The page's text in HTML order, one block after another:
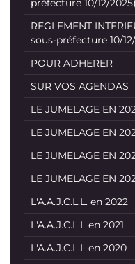
préfecture 10/12/2025)
REGLEMENT
sous-préfecture 10/
POUR ADHERER
SUR VOS AGENDAS
LE JUMELAGE EN
LE JUMELAGE EN
LE JUMELAGE EN
LE JUMELAGE EN
L'A.A.J.C.L.L. en 2022
L'A.A.J.C.L.L en 2021
L'A.A.J.C.L.L en 2020